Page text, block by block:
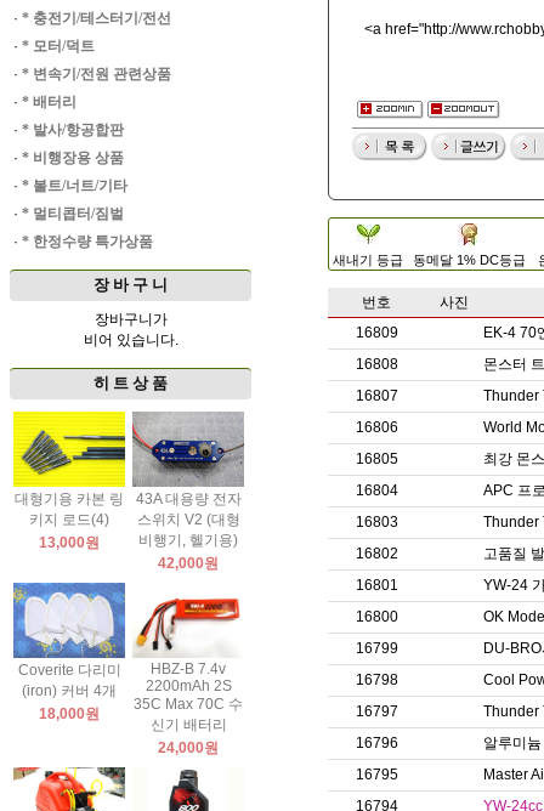
· * 충전기/테스터기/전선
· * 모터/덕트
· * 변속기/전원 관련상품
· * 배터리
· * 발사/항공합판
· * 비행장용 상품
· * 볼트/너트/기타
· * 멀티콥터/짐벌
· * 한정수량 특가상품
장 바 구 니
장바구니가
비어 있습니다.
히 트 상 품
대형기용 카본 링
키지 로드(4)
13,000원
43A 대용량 전자
스위치 V2 (대형
비행기, 헬기용)
42,000원
Coverite 다리미
(iron) 커버 4개
18,000원
HBZ-B 7.4v
2200mAh 2S
35C Max 70C 수
신기 배터리
24,000원
<a href="http://
새내기 등급 동메달 1% DC등급
번호
사진
16809
EK-4 70
16808
몬스터
16807
Thunder
16806
World
16805
최강 몬
16804
APC 프
16803
Thunder
16802
고품질
16801
YW-24
16800
OK
16799
DU-
16798
Cool
16797
Thunder
16796
알루미
16795
Master
16794
YW-